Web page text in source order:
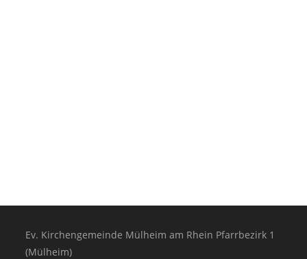
Ev. Kirchengemeinde Mülheim am Rhein Pfarrbezirk 1
(Mülheim)